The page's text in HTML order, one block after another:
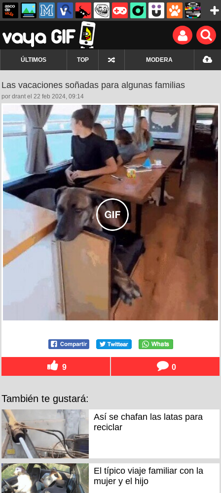
ÚLTIMOS TOP MODERA
Las vacaciones soñadas para algunas familias
por drant el 22 feb 2024, 09:14
9 0
También te gustará:
Así se chafan las latas para
reciclar
El típico viaje familiar con la
mujer y el hijo